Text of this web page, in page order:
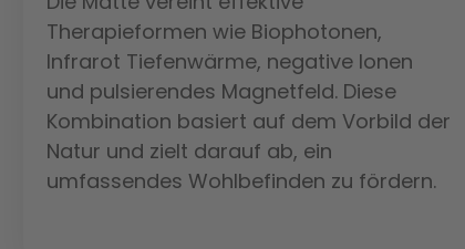
Therapieformen wie Biophotonen,
Infrarot Tiefenwärme, negative Ionen
und pulsierendes Magnetfeld. Diese
Kombination basiert auf dem Vorbild der
Natur und zielt darauf ab, ein
umfassendes Wohlbefinden zu fördern.